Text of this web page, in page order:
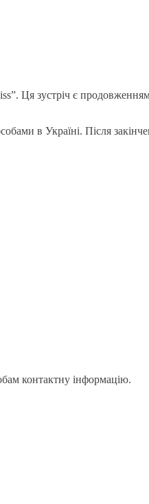
Ця зустріч є продовженням
в Україні. Після
контактну інформацію.